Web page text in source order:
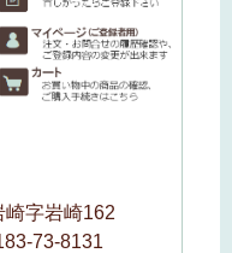
字岩崎162
73-8131